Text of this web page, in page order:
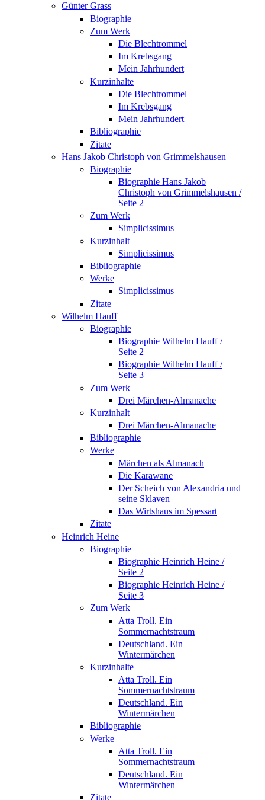
Günter Grass
Biographie
Zum Werk
Die Blechtrommel
Im Krebsgang
Mein Jahrhundert
Kurzinhalte
Die Blechtrommel
Im Krebsgang
Mein Jahrhundert
Bibliographie
Zitate
Hans Jakob Christoph von Grimmelshausen
Biographie
Biographie Hans Jakob
Christoph von Grimmelshausen /
Seite 2
Zum Werk
Simplicissimus
Kurzinhalt
Simplicissimus
Bibliographie
Werke
Simplicissimus
Zitate
Wilhelm Hauff
Biographie
Biographie Wilhelm Hauff /
Seite 2
Biographie Wilhelm Hauff /
Seite 3
Zum Werk
Drei Märchen-Almanache
Kurzinhalt
Drei Märchen-Almanache
Bibliographie
Werke
Märchen als Almanach
Die Karawane
Der Scheich von Alexandria und
seine Sklaven
Das Wirtshaus im Spessart
Zitate
Heinrich Heine
Biographie
Biographie Heinrich Heine /
Seite 2
Biographie Heinrich Heine /
Seite 3
Zum Werk
Atta Troll. Ein
Sommernachtstraum
Deutschland. Ein
Wintermärchen
Kurzinhalte
Atta Troll. Ein
Sommernachtstraum
Deutschland. Ein
Wintermärchen
Bibliographie
Werke
Atta Troll. Ein
Sommernachtstraum
Deutschland. Ein
Wintermärchen
Zitate